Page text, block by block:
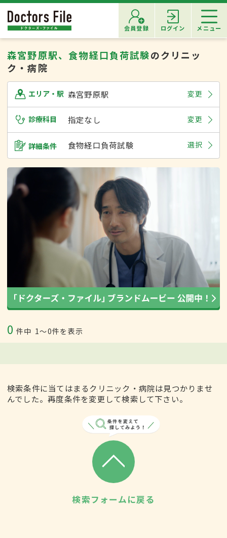
会員登録 ログイン メニュー
森宮野原駅、食物経口負荷試験のクリニッ
ク・病院
エリア・駅 森宮野原駅 変更
診療科目 指定なし 変更
詳細条件 食物経口負荷試験 選択
0 件中 1〜0件を表示
検索条件に当てはまるクリニック・病院は見つかりませ
んでした。再度条件を変更して検索して下さい。
検索フォームに戻る